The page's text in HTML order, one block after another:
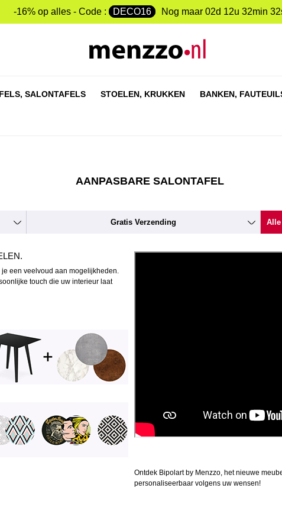
-16% op alles - Code : DECO16 Nog maar 02d 12u 32min
SALONTAFELS STOELEN, KRUKKEN BANKEN,
AANPASBARE SALONTAFEL
Gratis Verzending
een veelvoud aan mogelijkheden.
touch die uw interieur laat
Ontdek Bipolart by Menzzo, het nieuwe
personaliseerbaar volgens uw wensen!